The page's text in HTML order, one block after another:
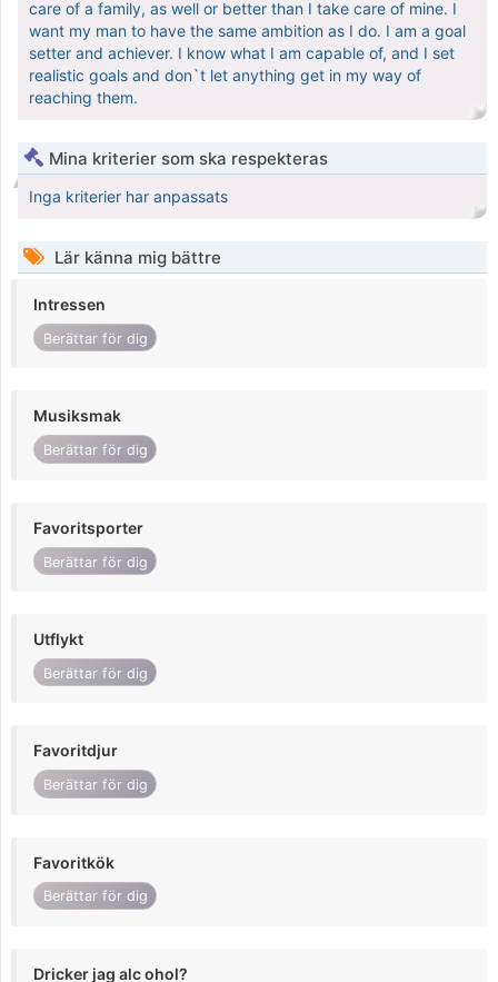
care of a family, as well or better than I take care of mine. I
want my man to have the same ambition as I do. I am a goal
setter and achiever. I know what I am capable of, and I set
realistic goals and don`t let anything get in my way of
reaching them.
Mina kriterier som ska respekteras
Inga kriterier har anpassats
Lär känna mig bättre
Intressen
Berättar för dig
Musiksmak
Berättar för dig
Favoritsporter
Berättar för dig
Utflykt
Berättar för dig
Favoritdjur
Berättar för dig
Favoritkök
Berättar för dig
Dricker jag alc ohol?